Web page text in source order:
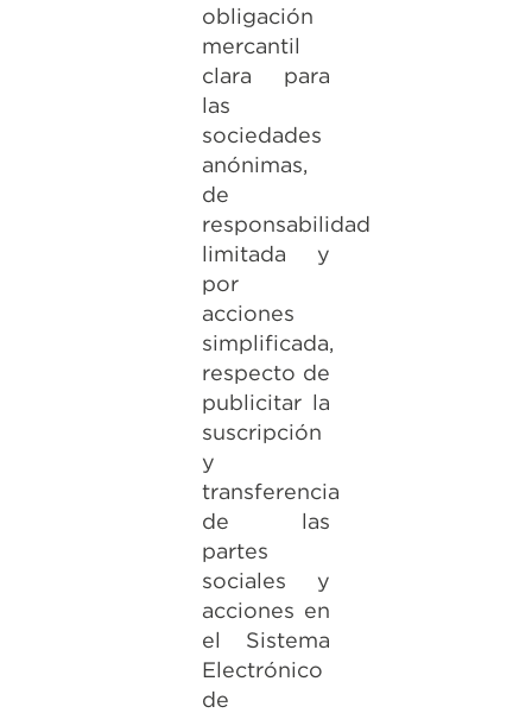
obligación
mercantil
clara para
las
sociedades
anónimas,
de
responsabilidad
limitada y
por
acciones
simplificada,
respecto de
publicitar la
suscripción
y
transferencia
de las
partes
sociales y
acciones en
el Sistema
Electrónico
de